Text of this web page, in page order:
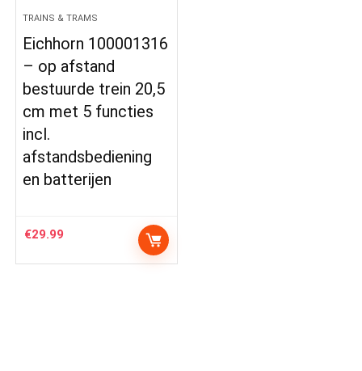
TRAINS & TRAMS
Eichhorn 100001316
– op afstand
bestuurde trein 20,5
cm met 5 functies
incl.
afstandsbediening
en batterijen
€29.99